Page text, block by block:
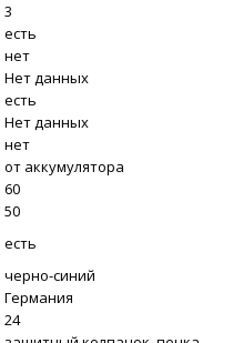
3
есть
нет
Нет данных
есть
Нет данных
нет
от аккумулятора
60
50
есть
черно-синий
Германия
24